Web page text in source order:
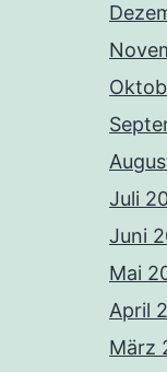
Juli
Juni
Mai
April
März